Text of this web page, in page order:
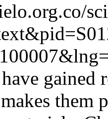
gained
them